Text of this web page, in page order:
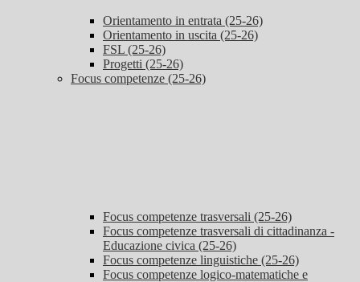
Orientamento in entrata (25-26)
Orientamento in uscita (25-26)
FSL (25-26)
Progetti (25-26)
Focus competenze (25-26)
Focus competenze trasversali (25-26)
Focus competenze trasversali di cittadinanza -
Educazione civica (25-26)
Focus competenze linguistiche (25-26)
Focus competenze logico-matematiche e